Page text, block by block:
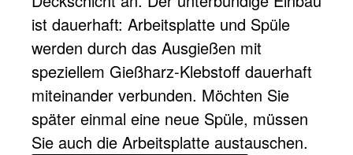
ist dauerhaft: Arbeitsplatte und Spüle
werden durch das Ausgießen mit
speziellem Gießharz-Klebstoff dauerhaft
miteinander verbunden. Möchten Sie
später einmal eine neue Spüle, müssen
Sie auch die Arbeitsplatte austauschen.